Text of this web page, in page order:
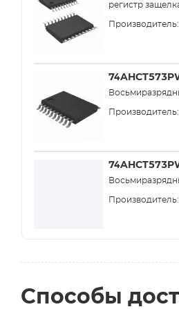
регистр
Производитель:
Производитель:
Производитель:
Способы